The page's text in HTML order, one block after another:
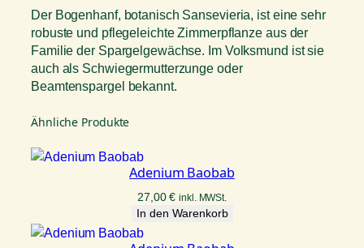
Der Bogenhanf, botanisch Sansevieria, ist eine sehr
robuste und pflegeleichte Zimmerpflanze aus der
Familie der Spargelgewächse. Im Volksmund ist sie
auch als Schwiegermutterzunge oder
Beamtenspargel bekannt.
Ähnliche Produkte
Adenium Baobab
27,00€ inkl. MWSt.
In den Warenkorb